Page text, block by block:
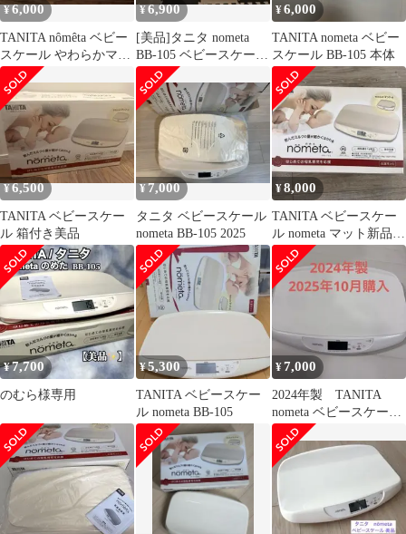
¥6,000
TANITA nômêta ベビー
スケール やわらかマッ
ト付き
¥6,900
[美品]タニタ nometa
BB-105 ベビースケー
ル 箱&取扱説明書付
き
¥6,000
TANITA nometa ベビー
スケール BB-105 本体
¥6,500
TANITA ベビースケー
ル 箱付き美品
¥7,000
タニタ ベビースケール
nometa BB-105 2025
¥8,000
TANITA ベビースケー
ル nometa マット新品！
電池付き！
¥7,700
のむら様専用
¥5,300
TANITA ベビースケー
ル nometa BB-105
¥7,000
2024年製 TANITA
nometa ベビースケール
BB-105 本体